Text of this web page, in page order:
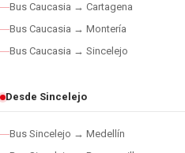
Bus Caucasia → Cartagena
Bus Caucasia → Montería
Bus Caucasia → Sincelejo
Desde Sincelejo
Bus Sincelejo → Medellín